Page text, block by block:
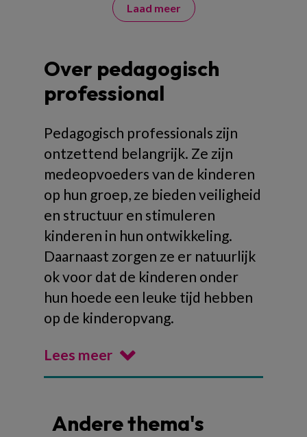
Laad meer
Over pedagogisch
professional
Pedagogisch professionals zijn
ontzettend belangrijk. Ze zijn
medeopvoeders van de kinderen
op hun groep, ze bieden veiligheid
en structuur en stimuleren
kinderen in hun ontwikkeling.
Daarnaast zorgen ze er natuurlijk
ok voor dat de kinderen onder
hun hoede een leuke tijd hebben
op de kinderopvang.
Lees meer
Andere thema's